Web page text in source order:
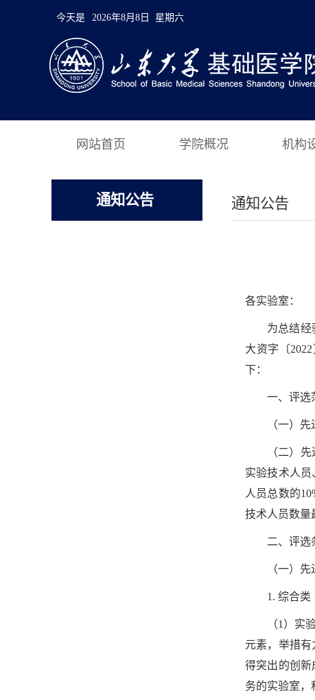
今天是 2026年8月8日 星期六
网站首页 学院概况 机构
通知公告 通知公告
各实验室：
为总结经
大资字〔
下：
一、评选
（一）
（二）
实验技术人
人员总数的
技术人员数量
二、评选
（一）
1. 综合类
（1）实
元素，举措
得突出的创新
务的实验室，